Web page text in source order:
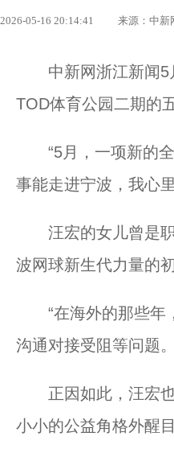
2026-05-16 20:14:41 来源：中新
中新网浙江新闻5
TOD体育公园二期的
“5月，一项新的全
事能走进宁波，我心
汪宏的女儿曾是职
波网球新生代力量的
“在海外的那些年，
沟通对接受阻等问题
正因如此，汪宏也
小小的公益角格外醒